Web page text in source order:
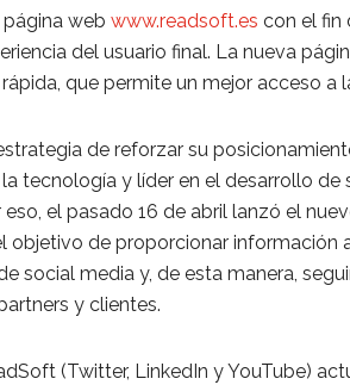
web www.readsoft.es con el fin
del usuario final. La nueva
que permite un mejor acceso a
de reforzar su
tecnología y líder en el desarrollo de
el pasado 16 de abril lanzó el
objetivo de proporcionar información
social media y, de esta manera,
y clientes.
(Twitter, LinkedIn y YouTube)